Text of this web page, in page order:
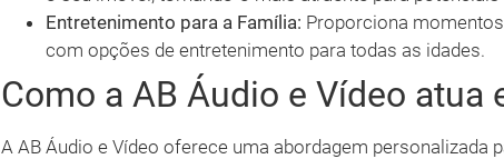
Entretenimento para a Família: Proporciona
com opções de entretenimento para todas as idades.
Como a AB Áudio e Vídeo atua
A AB Áudio e Vídeo oferece uma abordagem personalizada